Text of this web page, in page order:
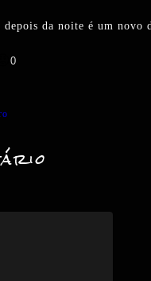
da noite é um novo
0